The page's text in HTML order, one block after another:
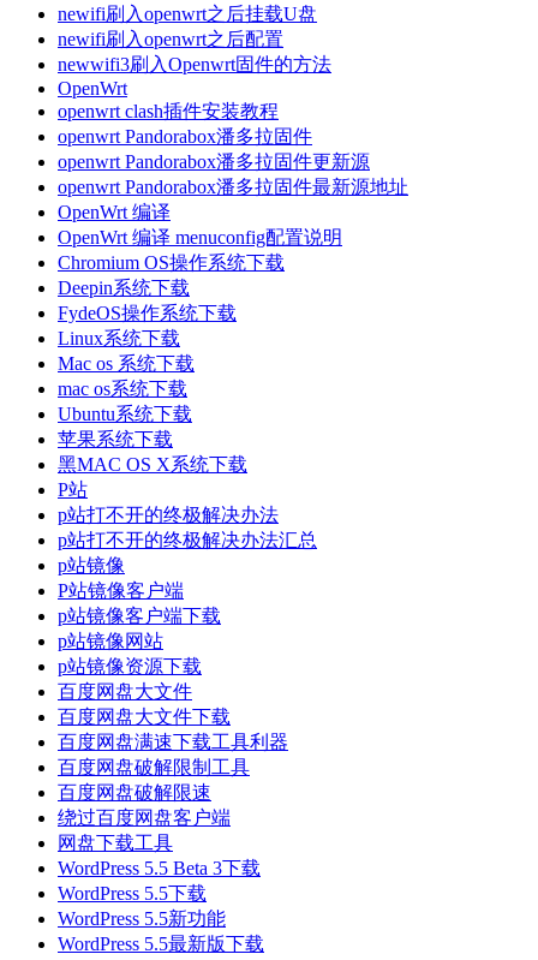
newifi刷入openwrt之后挂载U盘
newifi刷入openwrt之后配置
newwifi3刷入Openwrt固件的方法
OpenWrt
openwrt clash插件安装教程
openwrt Pandorabox潘多拉固件
openwrt Pandorabox潘多拉固件更新源
openwrt Pandorabox潘多拉固件最新源地址
OpenWrt 编译
OpenWrt 编译 menuconfig配置说明
Chromium OS操作系统下载
Deepin系统下载
FydeOS操作系统下载
Linux系统下载
Mac os 系统下载
mac os系统下载
Ubuntu系统下载
苹果系统下载
黑MAC OS X系统下载
P站
p站打不开的终极解决办法
p站打不开的终极解决办法汇总
p站镜像
P站镜像客户端
p站镜像客户端下载
p站镜像网站
p站镜像资源下载
百度网盘大文件
百度网盘大文件下载
百度网盘满速下载工具利器
百度网盘破解限制工具
百度网盘破解限速
绕过百度网盘客户端
网盘下载工具
WordPress 5.5 Beta 3下载
WordPress 5.5下载
WordPress 5.5新功能
WordPress 5.5最新版下载